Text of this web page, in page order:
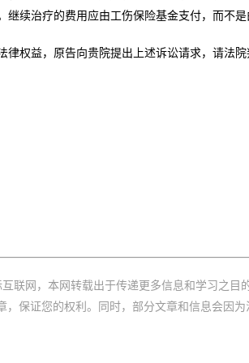
续治疗的费用应由工伤保险基金支付，而不是
权益，原告向贵院提出上述诉讼请求，请法院
联网，本网转载出于传递更多信息和学习之目
保证您的权利。同时，部分文章和信息会因